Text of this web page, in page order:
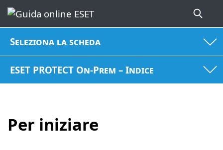
Seleziona la scheda
ESET PROTECT On-Prem – Indice
Per iniziare